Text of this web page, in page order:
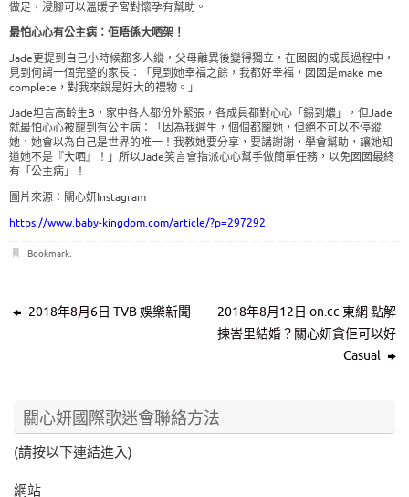
做足，浸腳可以溫暖子宮對懷孕有幫助。
最怕心心有公主病：佢唔係大哂架！
Jade更提到自己小時候都多人縱，父母離異後變得獨立，在囡囡的成長過程中，
見到何謂一個完整的家長：「見到她幸福之餘，我都好幸福，囡囡是make me
complete，對我來說是好大的禮物。」
Jade坦言高齡生B，家中各人都份外緊張，各成員都對心心「錫到燶」，但Jade
就最怕心心被寵到有公主病：「因為我遲生，個個都寵她，但絕不可以不停縱
她，她會以為自己是世界的唯一！我教她要分享，要講謝謝，學會幫助，讓她知
道她不是『大哂』！」所以Jade笑言會指派心心幫手做簡單任務，以免囡囡最終
有「公主病」！
圖片來源：關心妍Instagram
https://www.baby-kingdom.com/article/?p=297292
Bookmark.
2018年8月6日 TVB 娛樂新聞
2018年8月12日 on.cc 東網 點解
揀峇里結婚？關心妍貪佢可以好
Casual
關心妍國際歌迷會聯絡方法
(請按以下連結進入)
網站